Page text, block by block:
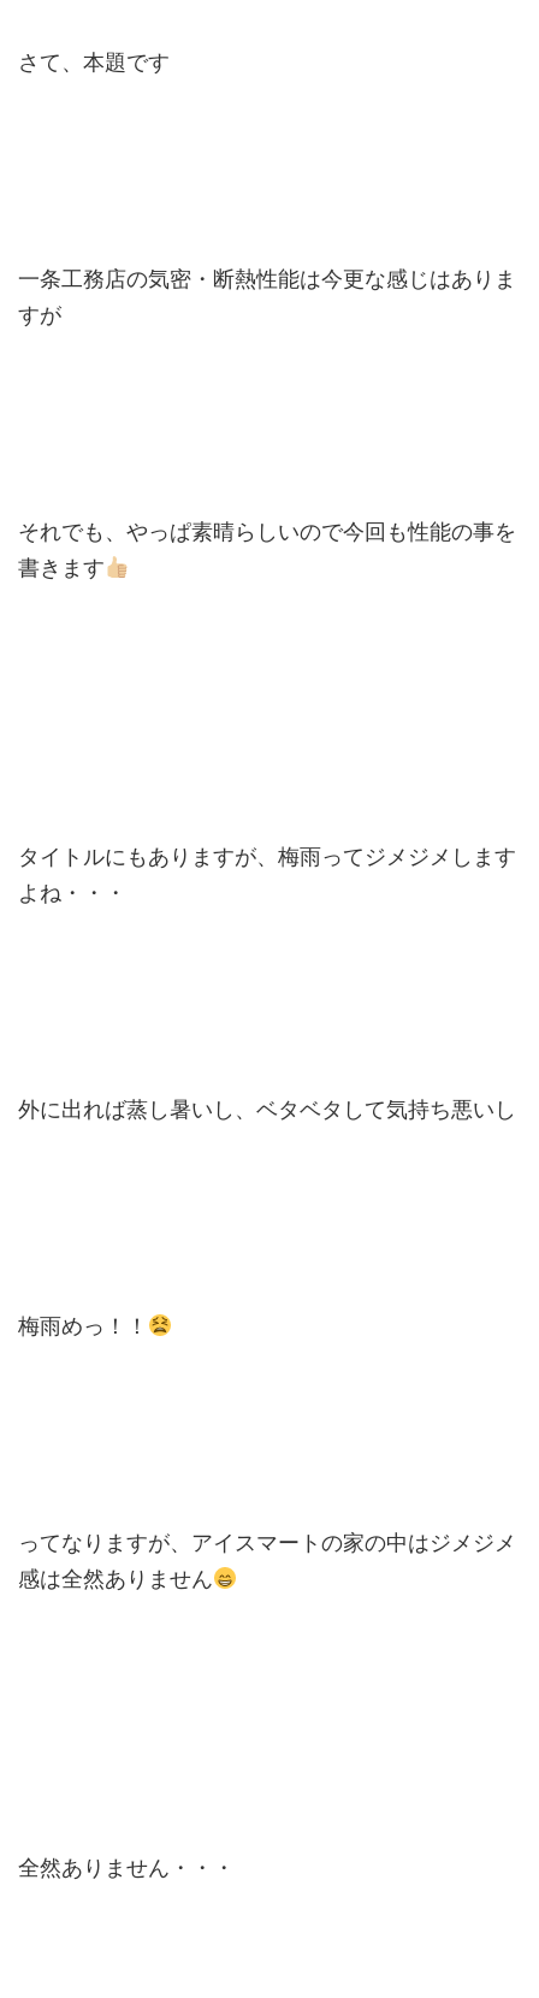
さて、本題です
一条工務店の気密・断熱性能は今更な感じはありま
すが
それでも、やっぱ素晴らしいので今回も性能の事を
書きます
タイトルにもありますが、梅雨ってジメジメします
よね・・・
外に出れば蒸し暑いし、ベタベタして気持ち悪いし
梅雨めっ！！
ってなりますが、アイスマートの家の中はジメジメ
感は全然ありません
全然ありません・・・